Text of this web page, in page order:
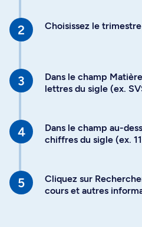
Choisissez le
Dans le champ
lettres du sigle (ex.
Dans le champ au-
chiffres du sigle (ex.
Cliquez sur
cours et autres